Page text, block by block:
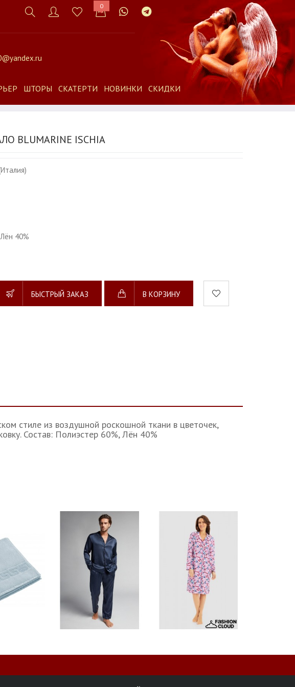
0
ШТОРЫ СКАТЕРТИ НОВИНКИ СКИДКИ
BLUMARINE ISCHIA
40%
БЫСТРЫЙ ЗАКАЗ В КОРЗИНУ
стиле из воздушной роскошной ткани в цветочек,
Состав: Полиэстер 60%, Лён 40%